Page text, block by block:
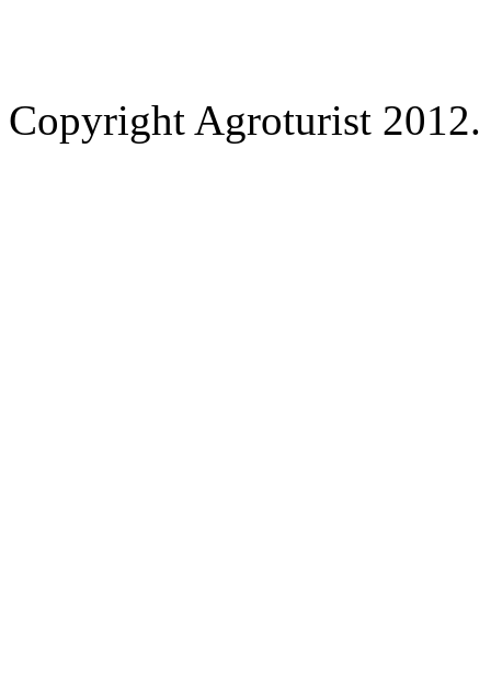
Copyright Agroturist 2012.